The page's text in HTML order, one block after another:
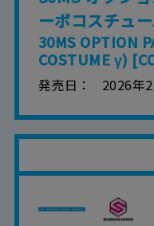
ーボコスチュ
30MS OPTION
COSTUME γ)
発売日 2026年